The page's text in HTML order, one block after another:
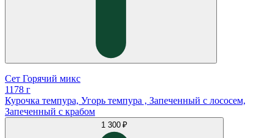
Сет Горячий микс
1178 г
Курочка темпура, Угорь темпура , Запеченный с лососем,
Запеченный с крабом
1 300 ₽